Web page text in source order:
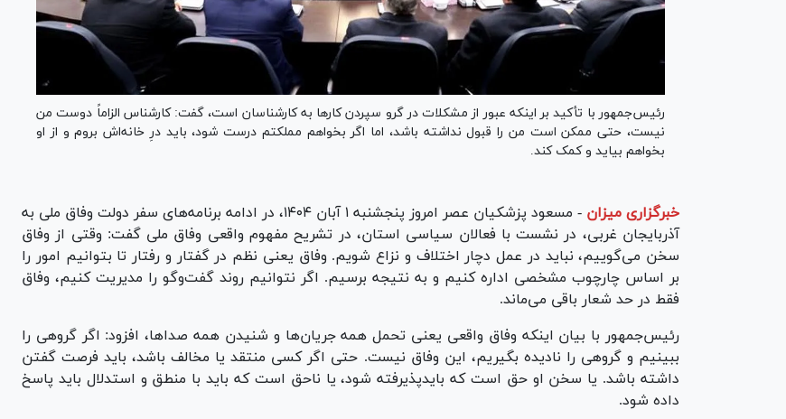
رئیس‌جمهور با تأکید بر اینکه عبور از مشکلات در گرو سپردن کار‌ها به کارشناسان است، گفت: کارشناس الزاماً دوست من
نیست، حتی ممکن است من را قبول نداشته باشد، اما اگر بخواهم مملکتم درست شود، باید درِ خانه‌اش بروم و از او
بخواهم بیاید و کمک کند.
خبرگزاری میزان -
مسعود پزشکیان عصر امروز پنجشنبه ۱ آبان ۱۴۰۴، در ادامه برنامه‌های سفر دولت وفاق ملی به
آذربایجان غربی، در نشست با فعالان سیاسی استان، در تشریح مفهوم واقعی وفاق ملی گفت: وقتی از وفاق
سخن می‌گوییم، نباید در عمل دچار اختلاف و نزاع شویم. وفاق یعنی نظم در گفتار و رفتار تا بتوانیم امور را
بر اساس چارچوب مشخصی اداره کنیم و به نتیجه برسیم. اگر نتوانیم روند گفت‌و‌گو را مدیریت کنیم، وفاق
فقط در حد شعار باقی می‌ماند.
رئیس‌جمهور با بیان اینکه وفاق واقعی یعنی تحمل همه جریان‌ها و شنیدن همه صداها، افزود: اگر گروهی را
ببینیم و گروهی را نادیده بگیریم، این وفاق نیست. حتی اگر کسی منتقد یا مخالف باشد، باید فرصت گفتن
داشته باشد. یا سخن او حق است که باید‌پذیرفته شود، یا ناحق است که باید با منطق و استدلال باید پاسخ
داده شود.